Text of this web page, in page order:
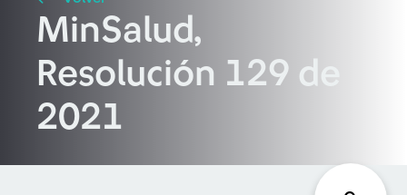
BuscarMinSalud,
Resolución 129 de
2021